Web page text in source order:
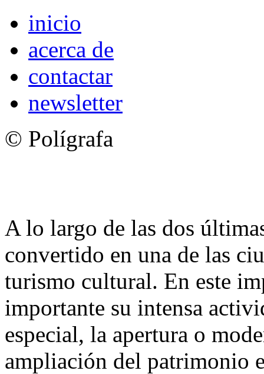
inicio
acerca de
contactar
newsletter
© Polígrafa
A lo largo de las dos
convertido en una de las
turismo cultural. En este
importante su intensa
especial, la apertura o
ampliación del patrimonio